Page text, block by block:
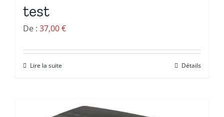
test
De : 37,00€
Lire la suite Détails